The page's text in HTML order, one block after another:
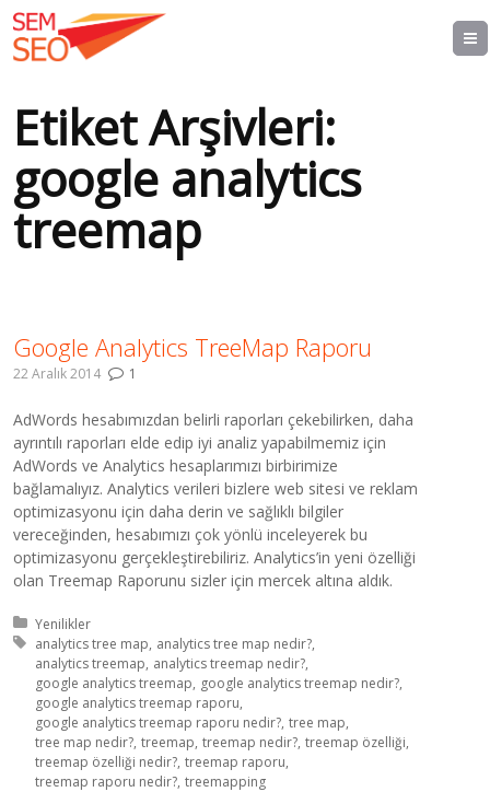
Etiket Arşivleri:
google analytics
treemap
Google Analytics TreeMap Raporu
22 Aralık 2014 1
AdWords hesabımızdan belirli raporları çekebilirken, daha
ayrıntılı raporları elde edip iyi analiz yapabilmemiz için
AdWords ve Analytics hesaplarımızı birbirimize
bağlamalıyız. Analytics verileri bizlere web sitesi ve reklam
optimizasyonu için daha derin ve sağlıklı bilgiler
vereceğinden, hesabımızı çok yönlü inceleyerek bu
optimizasyonu gerçekleştirebiliriz. Analytics’in yeni özelliği
olan Treemap Raporunu sizler için mercek altına aldık.
Kategori:
Yenilikler
Etiket:
analytics tree map analytics tree map nedir?
analytics treemap analytics treemap nedir?
google analytics treemap google analytics treemap nedir?
google analytics treemap raporu
google analytics treemap raporu nedir? tree map
tree map nedir? treemap treemap nedir? treemap özelliği
treemap özelliği nedir? treemap raporu
treemap raporu nedir? treemapping